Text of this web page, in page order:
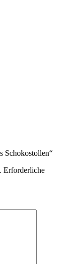
Schokostollen“
Erforderliche